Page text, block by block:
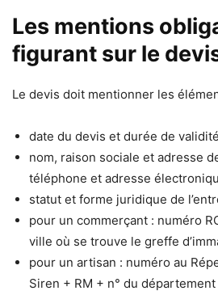
Les mentions
figurant sur le
Le devis doit mentionner les
date du devis et durée de
nom, raison sociale et adresse
téléphone et adresse
statut et forme juridique de
pour un commerçant : numéro
ville où se trouve le greffe
pour un artisan : numéro au
Siren + RM + n° du